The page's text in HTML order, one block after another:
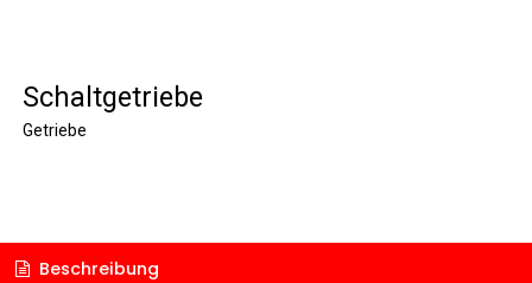
Schaltgetriebe
Getriebe
Beschreibung